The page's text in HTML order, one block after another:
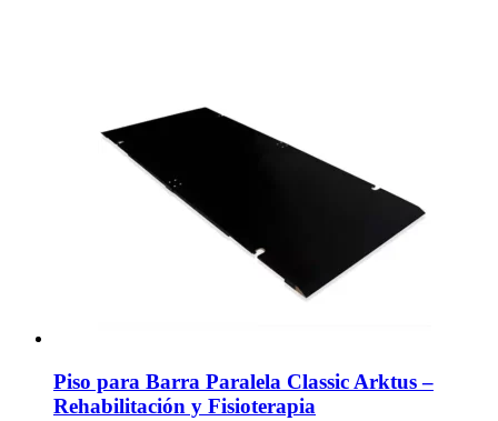
Piso para Barra Paralela Classic Arktus –
Rehabilitación y Fisioterapia